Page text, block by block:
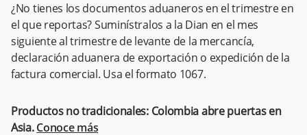
¿No tienes los documentos aduaneros en el trimestre en
el que reportas? Suminístralos a la Dian en el mes
siguiente al trimestre de levante de la mercancía,
declaración aduanera de exportación o expedición de la
factura comercial. Usa el formato 1067.
Productos no tradicionales: Colombia abre puertas en
Asia.Conoce más